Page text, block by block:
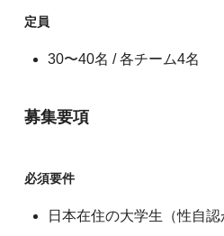
定員
30〜40名 / 各チーム4名
募集要項
必須要件
日本在住の大学生（性自